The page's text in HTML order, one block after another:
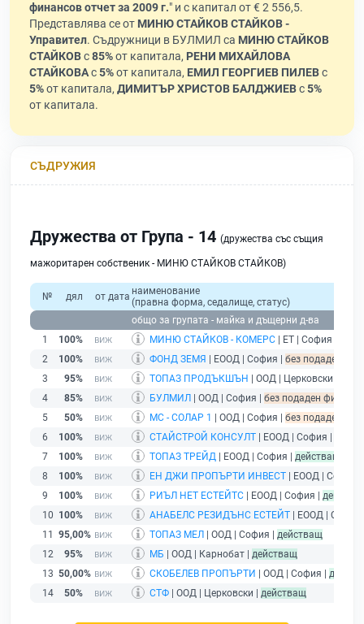
финансов отчет за 2009 г." и с капитал от € 2 556,5.
Представлява се от МИНЮ СТАЙКОВ СТАЙКОВ -
Управител. Съдружници в БУЛМИЛ са МИНЮ СТАЙКОВ
СТАЙКОВс85%от капитала, РЕНИ МИХАЙЛОВА
СТАЙКОВАс5%от капитала, ЕМИЛ ГЕОРГИЕВ ПИЛЕВс
5%от капитала, ДИМИТЪР ХРИСТОВ БАЛДЖИЕВс5%
от капитала.
СЪДРУЖИЯ
Дружества от Група - 14 (дружества със същия
мажоритарен собственик - МИНЮ СТАЙКОВ СТАЙКОВ)
№ дял от дата наименование
(правна форма, седалище, статус)
общо за групата - майка и дъщерни д-ва
1
100% МИНЮ СТАЙКОВ - КОМЕРС | ЕТ | София |
2
100% ФОНД ЗЕМЯ | ЕООД | София | без подаден
3
95% ТОПАЗ ПРОДЪКШЪН | ООД | Церковски |
4
85% БУЛМИЛ | ООД | София | без подаден
5
50% МС - СОЛАР 1 | ООД | София | без подаден
6
100% СТАЙСТРОЙ КОНСУЛТ | ЕООД | София |
7
100% ТОПАЗ ТРЕЙД | ЕООД | София | действащ
8
100% ЕН ДЖИ ПРОПЪРТИ ИНВЕСТ | ЕООД | София |
9
100% РИЪЛ НЕТ ЕСТЕЙТС | ЕООД | София |
10 100% АНАБЕЛС РЕЗИДЪНС ЕСТЕЙТ | ЕООД |
11
95,00% ТОПАЗ МЕЛ | ООД | София | действащ
12
95% МБ | ООД | Карнобат | действащ
13 50,00% СКОБЕЛЕВ ПРОПЪРТИ | ООД | София |
14
50% СТФ | ООД | Церковски | действащ